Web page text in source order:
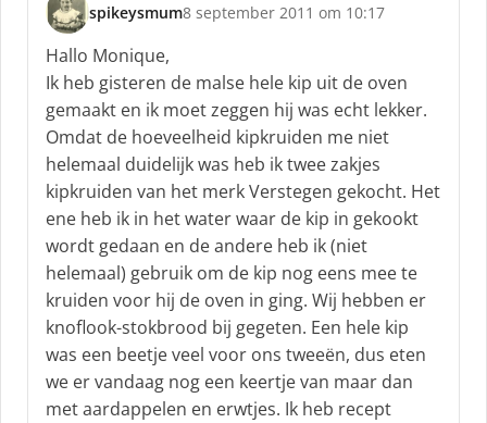
spikeysmum
s
c
h
r
e
e
f
:
8 september 2011 om 10:17
Hallo Monique,
Ik heb gisteren de malse hele kip uit de oven
gemaakt en ik moet zeggen hij was echt lekker.
Omdat de hoeveelheid kipkruiden me niet
helemaal duidelijk was heb ik twee zakjes
kipkruiden van het merk Verstegen gekocht. Het
ene heb ik in het water waar de kip in gekookt
wordt gedaan en de andere heb ik (niet
helemaal) gebruik om de kip nog eens mee te
kruiden voor hij de oven in ging. Wij hebben er
knoflook-stokbrood bij gegeten. Een hele kip
was een beetje veel voor ons tweeën, dus eten
we er vandaag nog een keertje van maar dan
met aardappelen en erwtjes. Ik heb recept